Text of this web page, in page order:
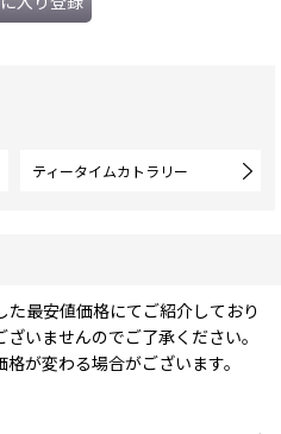
ティータイムカトラリー
最安値価格にてご紹介しており
いませんのでご了承ください。
が変わる場合がございます。